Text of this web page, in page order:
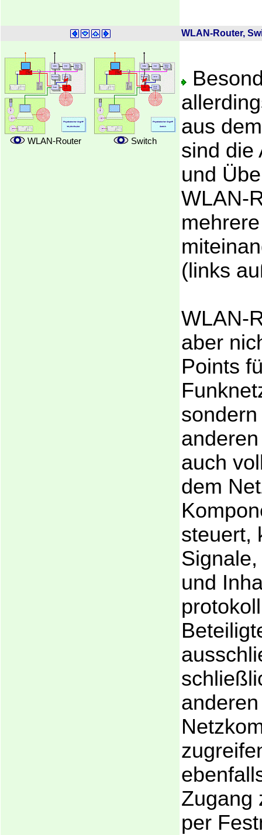
WLAN-Router,
WLAN-Router Switch
aus
sind die
und
WLAN-
(links
WLAN-
aber
Points
auch
dem
steuert,
und
anderen
Zugang
per